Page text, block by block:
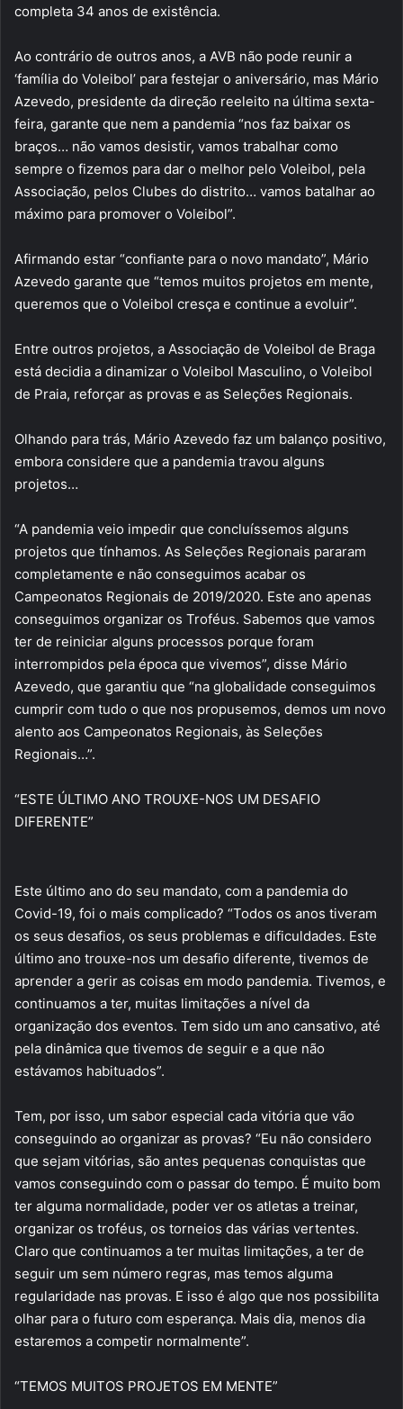
completa 34 anos de existência.
Ao contrário de outros anos, a AVB não pode reunir a
‘família do Voleibol’ para festejar o aniversário, mas Mário
Azevedo, presidente da direção reeleito na última sexta-
feira, garante que nem a pandemia “nos faz baixar os
braços… não vamos desistir, vamos trabalhar como
sempre o fizemos para dar o melhor pelo Voleibol, pela
Associação, pelos Clubes do distrito… vamos batalhar ao
máximo para promover o Voleibol”.
Afirmando estar “confiante para o novo mandato”, Mário
Azevedo garante que “temos muitos projetos em mente,
queremos que o Voleibol cresça e continue a evoluir”.
Entre outros projetos, a Associação de Voleibol de Braga
está decidia a dinamizar o Voleibol Masculino, o Voleibol
de Praia, reforçar as provas e as Seleções Regionais.
Olhando para trás, Mário Azevedo faz um balanço positivo,
embora considere que a pandemia travou alguns
projetos…
“A pandemia veio impedir que concluíssemos alguns
projetos que tínhamos. As Seleções Regionais pararam
completamente e não conseguimos acabar os
Campeonatos Regionais de 2019/2020. Este ano apenas
conseguimos organizar os Troféus. Sabemos que vamos
ter de reiniciar alguns processos porque foram
interrompidos pela época que vivemos”, disse Mário
Azevedo, que garantiu que “na globalidade conseguimos
cumprir com tudo o que nos propusemos, demos um novo
alento aos Campeonatos Regionais, às Seleções
Regionais…”.
“ESTE ÚLTIMO ANO TROUXE-NOS UM DESAFIO
DIFERENTE”
Este último ano do seu mandato, com a pandemia do
Covid-19, foi o mais complicado? “Todos os anos tiveram
os seus desafios, os seus problemas e dificuldades. Este
último ano trouxe-nos um desafio diferente, tivemos de
aprender a gerir as coisas em modo pandemia. Tivemos, e
continuamos a ter, muitas limitações a nível da
organização dos eventos. Tem sido um ano cansativo, até
pela dinâmica que tivemos de seguir e a que não
estávamos habituados”.
Tem, por isso, um sabor especial cada vitória que vão
conseguindo ao organizar as provas? “Eu não considero
que sejam vitórias, são antes pequenas conquistas que
vamos conseguindo com o passar do tempo. É muito bom
ter alguma normalidade, poder ver os atletas a treinar,
organizar os troféus, os torneios das várias vertentes.
Claro que continuamos a ter muitas limitações, a ter de
seguir um sem número regras, mas temos alguma
regularidade nas provas. E isso é algo que nos possibilita
olhar para o futuro com esperança. Mais dia, menos dia
estaremos a competir normalmente”.
“TEMOS MUITOS PROJETOS EM MENTE”